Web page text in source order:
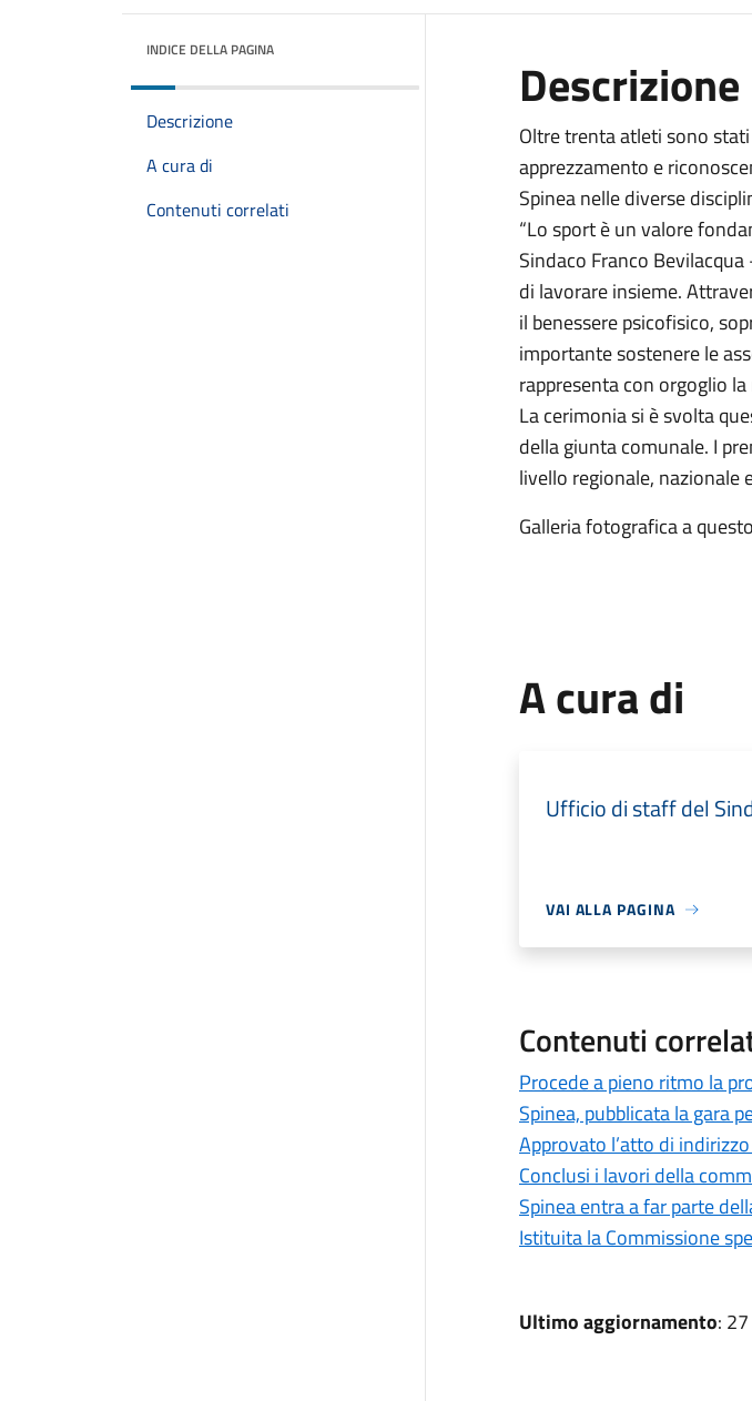
INDICE DELLA PAGINA
Descrizione
A cura di
Contenuti correlati
Descrizione
Oltre trenta atleti sono
apprezzamento e
Spinea nelle diverse
“Lo sport è un valore
Sindaco Franco
di lavorare insieme.
il benessere psicofisico,
importante sostenere le
rappresenta con orgoglio la
La cerimonia si è svolta
della giunta comunale. I
livello regionale, nazionale
Galleria fotografica a
A cura di
Ufficio di staff del
VAI ALLA PAGINA
Contenuti
Procede a pieno ritmo la
Spinea, pubblicata la gara
Approvato l’atto di
Conclusi i lavori della
Spinea entra a far parte
Istituita la Commissione
Ultimo aggiornamento: